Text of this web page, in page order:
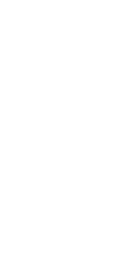
管工作
深入学习实践科学发展观活动电视电话会议精
至43个
务工作
工作
消费维权
产
、促销活动管理办法
处工作
工作开展电子商务经营主体普查收集工作
安全稳定
建设优秀单位荣誉称号
伍建设
务地方经济发展新举措作出批示
工作
行为见成效
一标、一所一品”商标富农工程
著成效
业工作取得实效